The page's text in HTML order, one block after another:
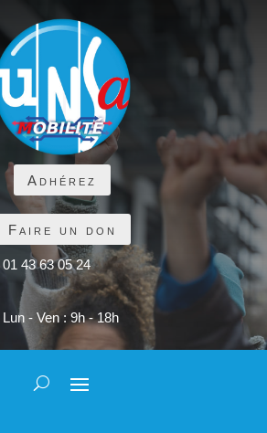
Adhérez
Faire un don
01 43 63 05 24
Lun - Ven : 9h - 18h